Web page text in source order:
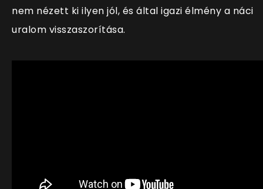
nem nézett ki ilyen jól, és által igazi élmény a náci
uralom visszaszorítása.